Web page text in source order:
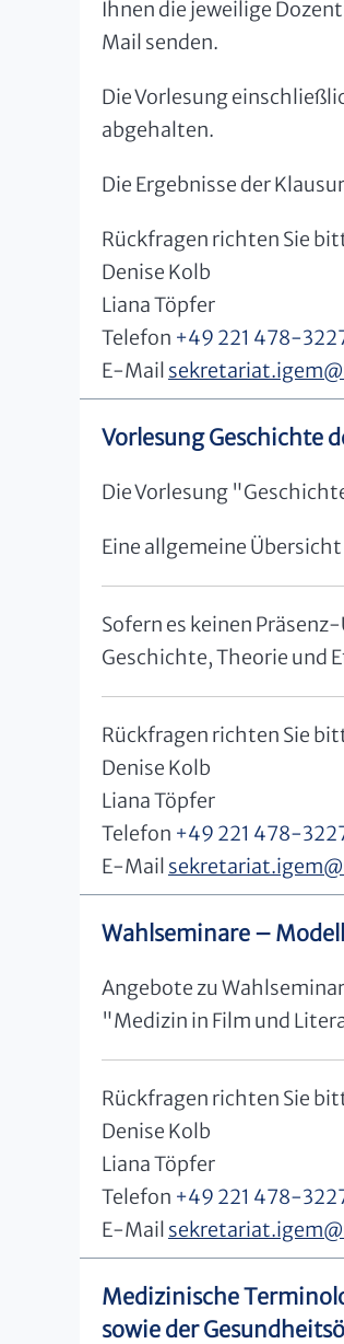
Ihnen die jeweilige
Mail senden.
Die Vorlesung
abgehalten.
Die Ergebnisse der
Rückfragen richten Sie
Denise Kolb
Liana Töpfer
Telefon +49 221 478-
E-Mail sekretariat.igem@
Vorlesung Geschichte
Die Vorlesung
Eine allgemeine
Sofern es keinen
Geschichte, Theorie und
Rückfragen richten Sie
Denise Kolb
Liana Töpfer
Telefon +49 221 478-
E-Mail sekretariat.igem@
Wahlseminare –
Angebote zu
"Medizin in Film und
Rückfragen richten Sie
Denise Kolb
Liana Töpfer
Telefon +49 221 478-
E-Mail sekretariat.igem@
Medizinische
sowie der